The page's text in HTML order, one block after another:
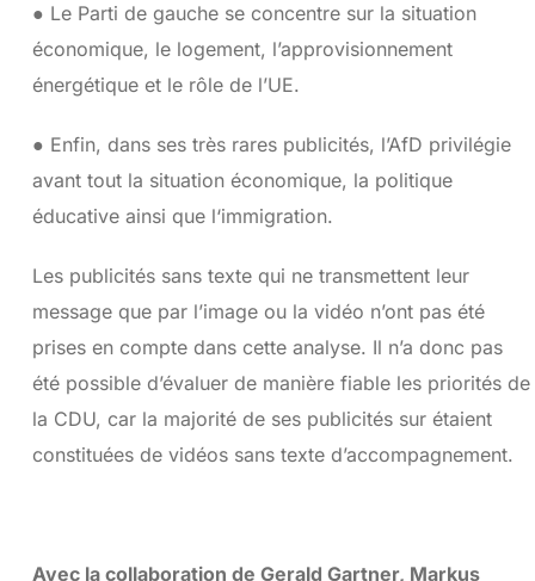
● Le Parti de gauche se concentre sur la situation
économique, le logement, l’approvisionnement
énergétique et le rôle de l’UE.
● Enfin, dans ses très rares publicités, l’AfD privilégie
avant tout la situation économique, la politique
éducative ainsi que l‘immigration.
Les publicités sans texte qui ne transmettent leur
message que par l’image ou la vidéo n’ont pas été
prises en compte dans cette analyse. Il n’a donc pas
été possible d’évaluer de manière fiable les priorités de
la CDU, car la majorité de ses publicités sur étaient
constituées de vidéos sans texte d’accompagnement.
Avec la collaboration de Gerald Gartner, Markus